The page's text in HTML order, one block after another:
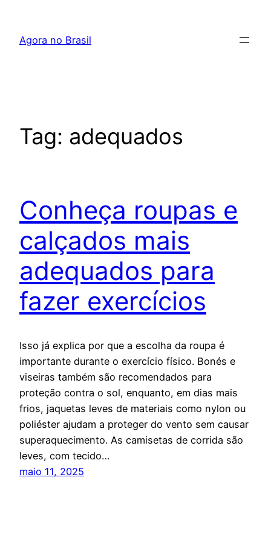
Agora no Brasil
Tag: adequados
Conheça roupas e
calçados mais
adequados para
fazer exercícios
Isso já explica por que a escolha da roupa é
importante durante o exercício físico. Bonés e
viseiras também são recomendados para
proteção contra o sol, enquanto, em dias mais
frios, jaquetas leves de materiais como nylon ou
poliéster ajudam a proteger do vento sem causar
superaquecimento. As camisetas de corrida são
leves, com tecido…
maio 11, 2025